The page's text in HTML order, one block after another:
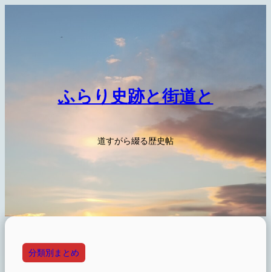
ふらり史跡と街道と
道すがら綴る歴史帖
分類別まとめ